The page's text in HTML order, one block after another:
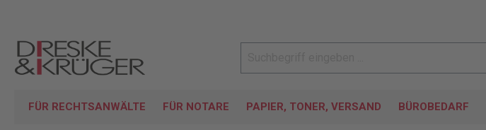
FÜR RECHTSANWÄLTE FÜR NOTARE PAPIER, TONER, VERSAND BÜROBEDARF